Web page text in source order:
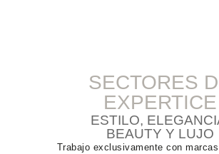
SECTORES
EXPERTICE
ESTILO,
BEAUTY Y LUJO
Trabajo exclusivamente con